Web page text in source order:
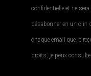
confidentielle et ne
désabonner en un clin
chaque email que je
droits, je peux